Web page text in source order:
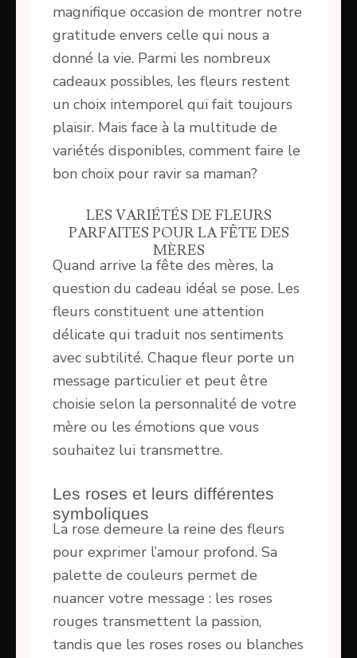
magnifique occasion de montrer notre
gratitude envers celle qui nous a
donné la vie. Parmi les nombreux
cadeaux possibles, les fleurs restent
un choix intemporel qui fait toujours
plaisir. Mais face à la multitude de
variétés disponibles, comment faire le
bon choix pour ravir sa maman?
LES VARIÉTÉS DE FLEURS
PARFAITES POUR LA FÊTE DES
MÈRES
Quand arrive la fête des mères, la
question du cadeau idéal se pose. Les
fleurs constituent une attention
délicate qui traduit nos sentiments
avec subtilité. Chaque fleur porte un
message particulier et peut être
choisie selon la personnalité de votre
mère ou les émotions que vous
souhaitez lui transmettre.
Les roses et leurs différentes
symboliques
La rose demeure la reine des fleurs
pour exprimer l’amour profond. Sa
palette de couleurs permet de
nuancer votre message : les roses
rouges transmettent la passion,
tandis que les roses roses ou blanches